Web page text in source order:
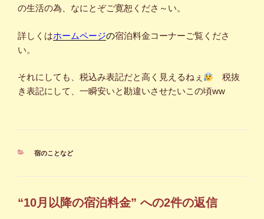
の生活の為、なにとぞご寛恕くださ～い。
詳しくはホームページの宿泊料金コーナーご覧くださ
い。
それにしても、税込み表記だと高く見えるねぇ
税抜
き表記にして、一瞬安いと勘違いさせたいこの頃ww
カ
宿のことなど
“10月以降の宿泊料金” への2件の返信